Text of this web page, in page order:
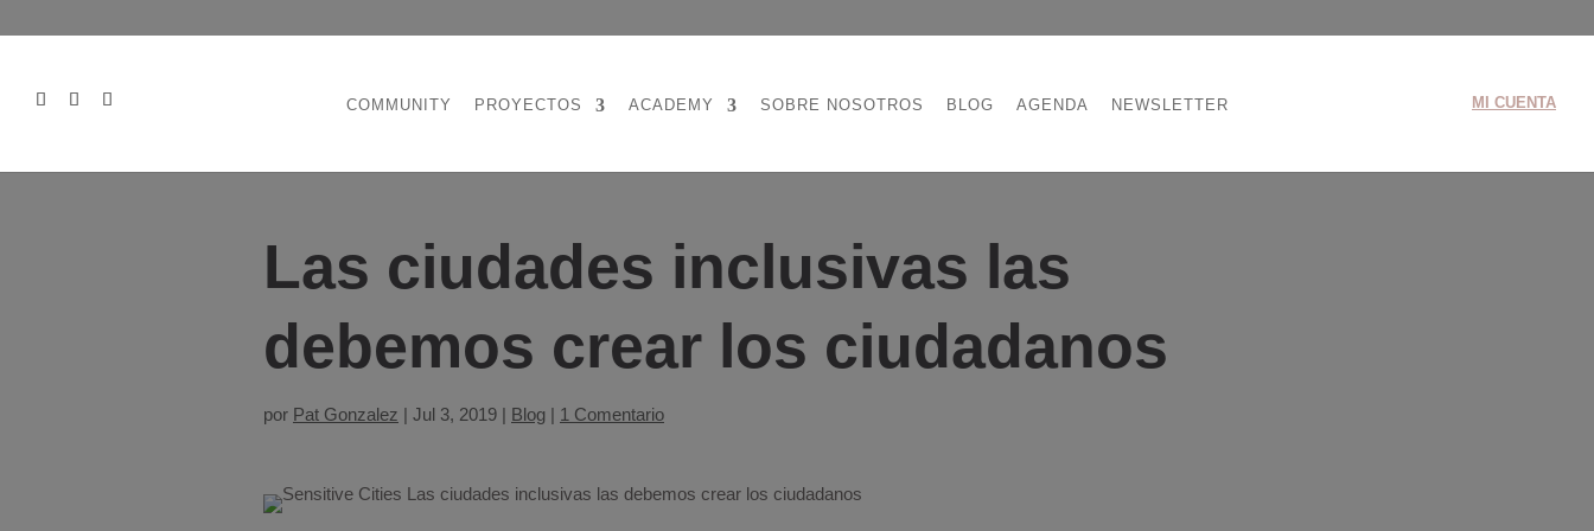
COMMUNITY PROYECTOS ACADEMY SOBRE NOSOTROS BLOG AGENDA NEWSLETTER MI CUENTA
Las ciudades inclusivas las
debemos crear los ciudadanos
por Pat Gonzalez | Jul 3, 2019 | Blog | 1 Comentario